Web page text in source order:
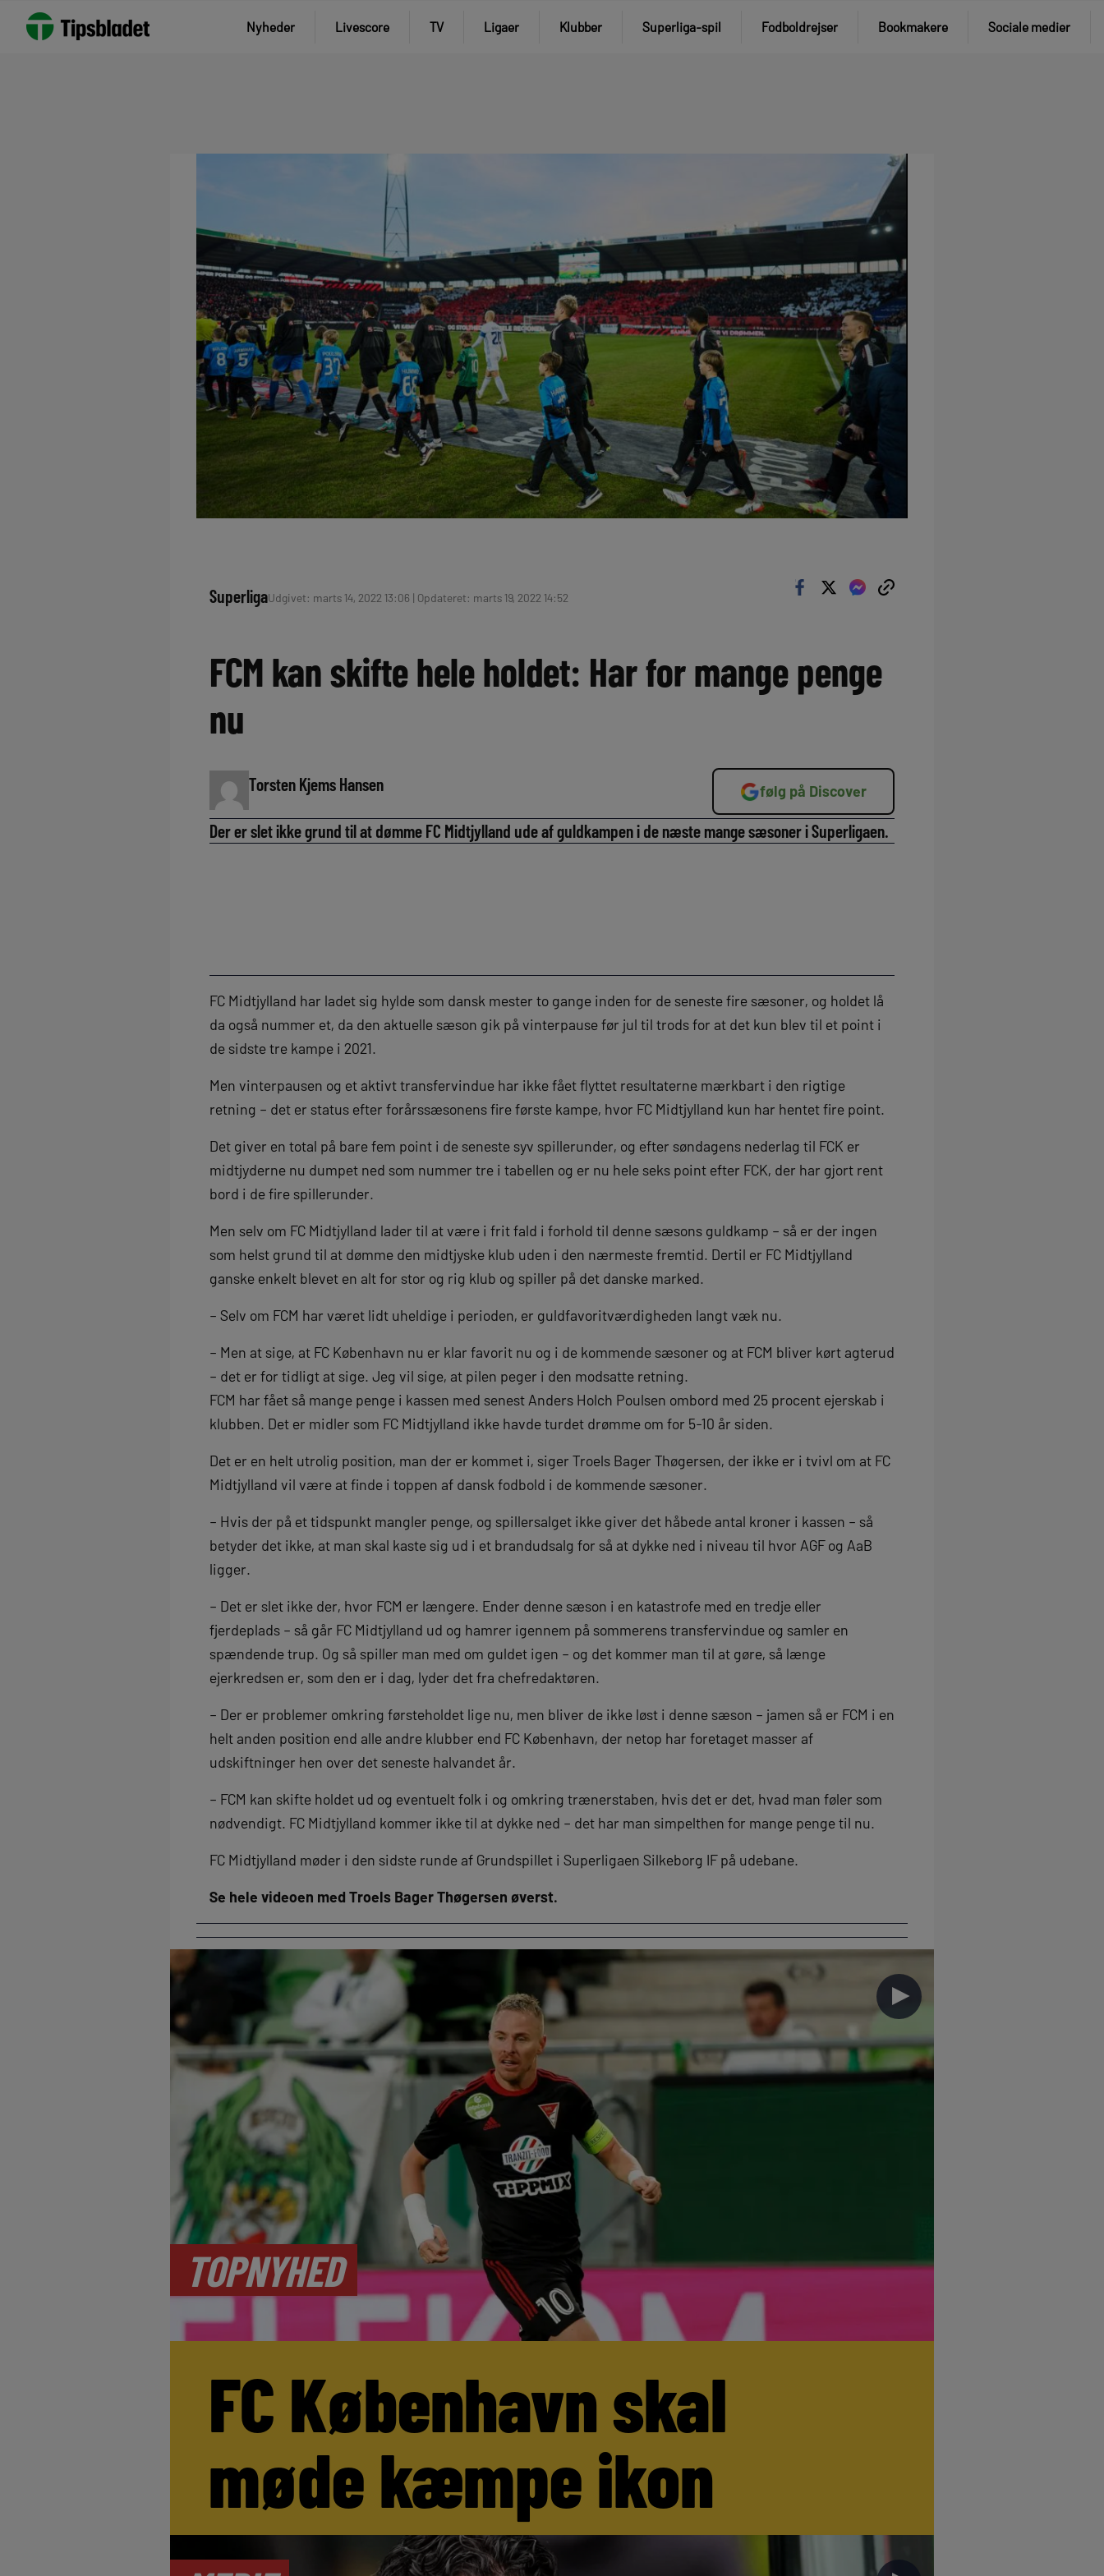
Nyheder Livescore TV Ligaer Klubber Superliga-spil Fodboldrejser Bookmakere Sociale medier
SuperligaUdgivet: marts 14, 2022 13:06 | Opdateret: marts 19, 2022 14:52
FCM kan skifte hele holdet: Har for mange penge
nu
Torsten Kjems Hansen følg på Discover
Der er slet ikke grund til at dømme FC Midtjylland ude af guldkampen i de næste mange sæsoner i Superligaen.
FC Midtjylland har ladet sig hylde som dansk mester to gange inden for de seneste fire sæsoner, og holdet lå
da også nummer et, da den aktuelle sæson gik på vinterpause før jul til trods for at det kun blev til et point i
de sidste tre kampe i 2021.
Men vinterpausen og et aktivt transfervindue har ikke fået flyttet resultaterne mærkbart i den rigtige
retning – det er status efter forårssæsonens fire første kampe, hvor FC Midtjylland kun har hentet fire point.
Det giver en total på bare fem point i de seneste syv spillerunder, og efter søndagens nederlag til FCK er
midtjyderne nu dumpet ned som nummer tre i tabellen og er nu hele seks point efter FCK, der har gjort rent
bord i de fire spillerunder.
Men selv om FC Midtjylland lader til at være i frit fald i forhold til denne sæsons guldkamp – så er der ingen
som helst grund til at dømme den midtjyske klub uden i den nærmeste fremtid. Dertil er FC Midtjylland
ganske enkelt blevet en alt for stor og rig klub og spiller på det danske marked.
– Selv om FCM har været lidt uheldige i perioden, er guldfavoritværdigheden langt væk nu.
– Men at sige, at FC København nu er klar favorit nu og i de kommende sæsoner og at FCM bliver kørt agterud
– det er for tidligt at sige. Jeg vil sige, at pilen peger i den modsatte retning.
FCM har fået så mange penge i kassen med senest Anders Holch Poulsen ombord med 25 procent ejerskab i
klubben. Det er midler som FC Midtjylland ikke havde turdet drømme om for 5-10 år siden.
Det er en helt utrolig position, man der er kommet i, siger Troels Bager Thøgersen, der ikke er i tvivl om at FC
Midtjylland vil være at finde i toppen af dansk fodbold i de kommende sæsoner.
– Hvis der på et tidspunkt mangler penge, og spillersalget ikke giver det håbede antal kroner i kassen – så
betyder det ikke, at man skal kaste sig ud i et brandudsalg for så at dykke ned i niveau til hvor AGF og AaB
ligger.
– Det er slet ikke der, hvor FCM er længere. Ender denne sæson i en katastrofe med en tredje eller
fjerdeplads – så går FC Midtjylland ud og hamrer igennem på sommerens transfervindue og samler en
spændende trup. Og så spiller man med om guldet igen – og det kommer man til at gøre, så længe
ejerkredsen er, som den er i dag, lyder det fra chefredaktøren.
– Der er problemer omkring førsteholdet lige nu, men bliver de ikke løst i denne sæson – jamen så er FCM i en
helt anden position end alle andre klubber end FC København, der netop har foretaget masser af
udskiftninger hen over det seneste halvandet år.
– FCM kan skifte holdet ud og eventuelt folk i og omkring trænerstaben, hvis det er det, hvad man føler som
nødvendigt. FC Midtjylland kommer ikke til at dykke ned – det har man simpelthen for mange penge til nu.
FC Midtjylland møder i den sidste runde af Grundspillet i Superligaen Silkeborg IF på udebane.
Se hele videoen med Troels Bager Thøgersen øverst.
TOPNYHED
►
FC København skal
møde kæmpe ikon